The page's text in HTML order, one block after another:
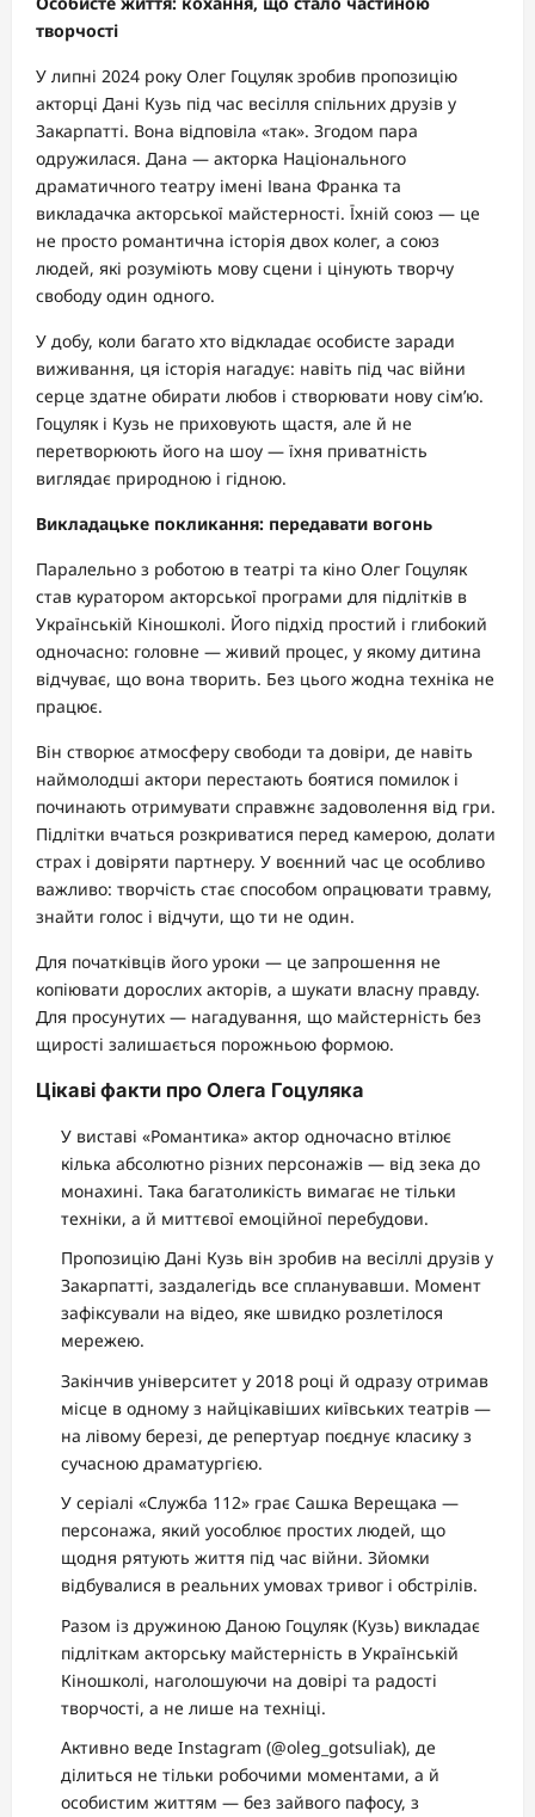
творчості
У липні 2024 року Олег Гоцуляк зробив пропозицію
акторці Дані Кузь під час весілля спільних друзів у
Закарпатті. Вона відповіла «так». Згодом пара
одружилася. Дана — акторка Національного
драматичного театру імені Івана Франка та
викладачка акторської майстерності. Їхній союз — це
не просто романтична історія двох колег, а союз
людей, які розуміють мову сцени і цінують творчу
свободу один одного.
У добу, коли багато хто відкладає особисте заради
виживання, ця історія нагадує: навіть під час війни
серце здатне обирати любов і створювати нову сім’ю.
Гоцуляк і Кузь не приховують щастя, але й не
перетворюють його на шоу — їхня приватність
виглядає природною і гідною.
Викладацьке покликання: передавати вогонь
Паралельно з роботою в театрі та кіно Олег Гоцуляк
став куратором акторської програми для підлітків в
Українській Кіношколі. Його підхід простий і глибокий
одночасно: головне — живий процес, у якому дитина
відчуває, що вона творить. Без цього жодна техніка не
працює.
Він створює атмосферу свободи та довіри, де навіть
наймолодші актори перестають боятися помилок і
починають отримувати справжнє задоволення від гри.
Підлітки вчаться розкриватися перед камерою, долати
страх і довіряти партнеру. У воєнний час це особливо
важливо: творчість стає способом опрацювати травму,
знайти голос і відчути, що ти не один.
Для початківців його уроки — це запрошення не
копіювати дорослих акторів, а шукати власну правду.
Для просунутих — нагадування, що майстерність без
щирості залишається порожньою формою.
Цікаві факти про Олега Гоцуляка
У виставі «Романтика» актор одночасно втілює
кілька абсолютно різних персонажів — від зека до
монахині. Така багатоликість вимагає не тільки
техніки, а й миттєвої емоційної перебудови.
Пропозицію Дані Кузь він зробив на весіллі друзів у
Закарпатті, заздалегідь все спланувавши. Момент
зафіксували на відео, яке швидко розлетілося
мережею.
Закінчив університет у 2018 році й одразу отримав
місце в одному з найцікавіших київських театрів —
на лівому березі, де репертуар поєднує класику з
сучасною драматургією.
У серіалі «Служба 112» грає Сашка Верещака —
персонажа, який уособлює простих людей, що
щодня рятують життя під час війни. Зйомки
відбувалися в реальних умовах тривог і обстрілів.
Разом із дружиною Даною Гоцуляк (Кузь) викладає
підліткам акторську майстерність в Українській
Кіношколі, наголошуючи на довірі та радості
творчості, а не лише на техніці.
Активно веде Instagram (@oleg_gotsuliak), де
ділиться не тільки робочими моментами, а й
особистим життям — без зайвого пафосу, з